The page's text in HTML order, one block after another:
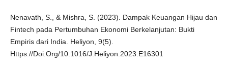
Nenavath, S., & Mishra, S. (2023). Dampak Keuangan Hijau dan
Fintech pada Pertumbuhan Ekonomi Berkelanjutan: Bukti
Empiris dari India. Heliyon, 9(5).
Https://Doi.Org/10.1016/J.Heliyon.2023.E16301